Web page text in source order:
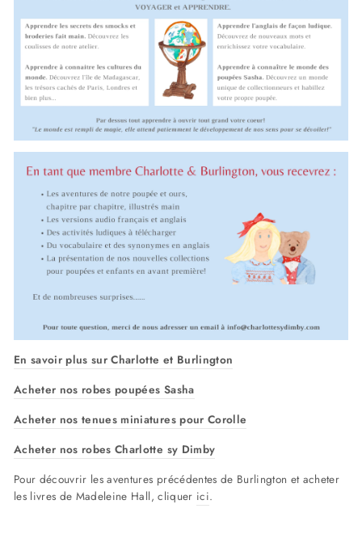
En savoir plus sur Charlotte et Burlington
Acheter nos robes poupées Sasha
Acheter nos tenues miniatures pour Corolle
Acheter nos robes Charlotte sy Dimby
Pour découvrir les aventures précédentes de Burlington et acheter
les livres de Madeleine Hall, cliquer ici.